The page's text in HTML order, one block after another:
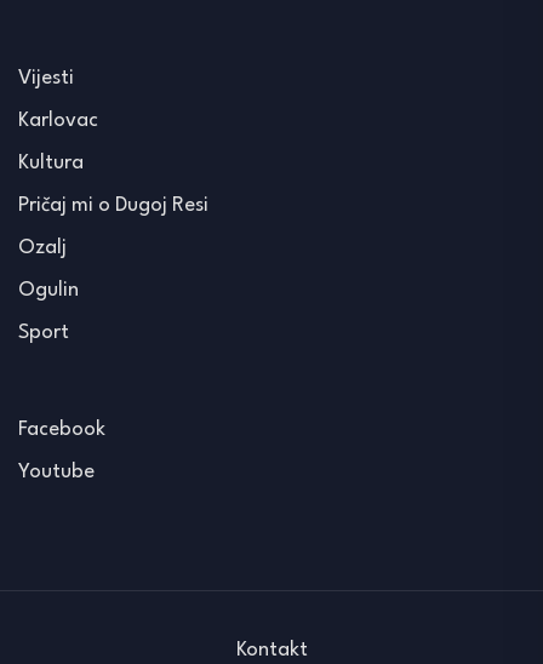
Vijesti
Karlovac
Kultura
Pričaj mi o Dugoj Resi
Ozalj
Ogulin
Sport
Facebook
Youtube
Kontakt